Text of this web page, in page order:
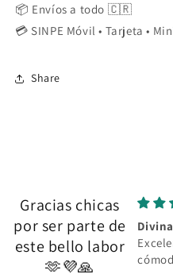
📦 Envíos a todo 🇨🇷
💳 SINPE Móvil • Tarjeta •
Share
Gracias chicas
por ser parte de
este bello labor
🫶💜🙏